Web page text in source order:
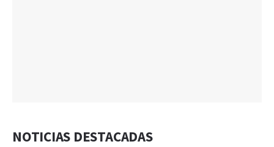
NOTICIAS DESTACADAS